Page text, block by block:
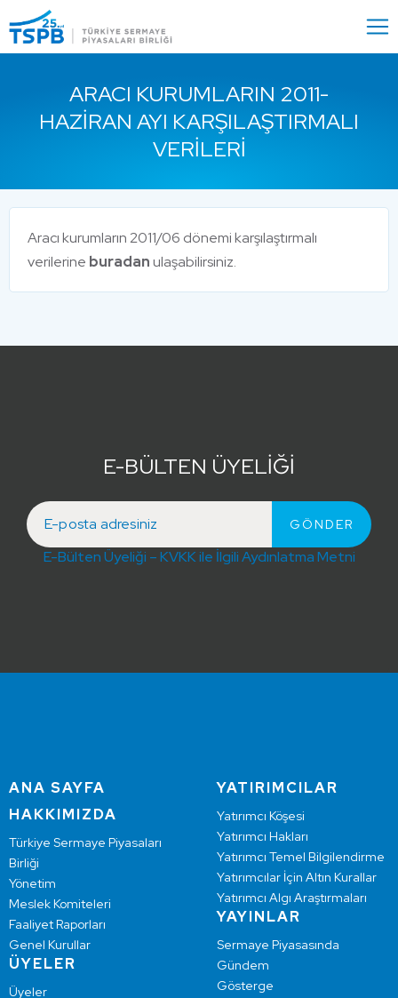
Close
ARACI KURUMLARIN 2011-
HAZIRAN AYI KARŞILAŞTIRMALI
VERILERI
Aracı kurumların 2011/06 dönemi karşılaştırmalı
verilerine buradanulaşabilirsiniz.
E-BÜLTEN ÜYELİĞİ
E-Bülten Üyeliği – KVKK ile İlgili Aydınlatma Metni
ANA SAYFA
HAKKIMIZDA
Türkiye Sermaye Piyasaları
Birliği
Yönetim
Meslek Komiteleri
Faaliyet Raporları
Genel Kurullar
ÜYELER
Üyeler
YATIRIMCILAR
Yatırımcı Köşesi
Yatırımcı Hakları
Yatırımcı Temel Bilgilendirme
Yatırımcılar İçin Altın Kurallar
Yatırımcı Algı Araştırmaları
YAYINLAR
Sermaye Piyasasında
Gündem
Gösterge